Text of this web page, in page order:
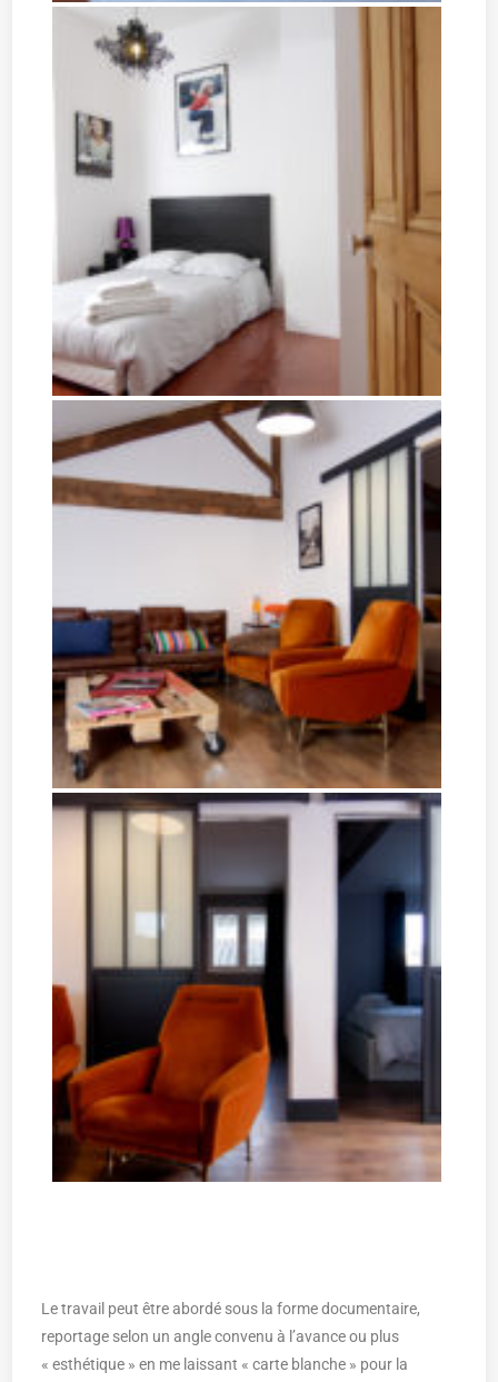
Le travail peut être abordé sous la forme documentaire,
reportage selon un angle convenu à l’avance ou plus
« esthétique » en me laissant « carte blanche » pour la